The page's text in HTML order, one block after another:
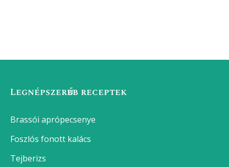
Legnépszerűbb receptek
Brassói aprópecsenye
Foszlós fonott kalács
Tejberizs